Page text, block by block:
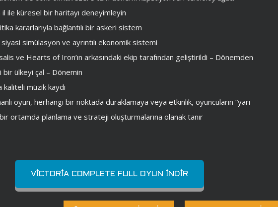
il ile küresel bir haritayı deneyimleyin
kararlarıyla bağlantılı bir askeri sistem
simülasyon ve ayrıntılı ekonomik sistemi
ve Hearts of Iron’ın arkasındaki ekip tarafından geliştirildi – Dönemden
ülkeyi çal – Dönemin
müzik kaydı
oyun, herhangi bir noktada duraklamaya veya etkinlik, oyuncuların “yarı
bir ortamda planlama ve strateji oluşturmalarına olanak tanır
VICTORIA COMPLETE FULL OYUN İNDIR